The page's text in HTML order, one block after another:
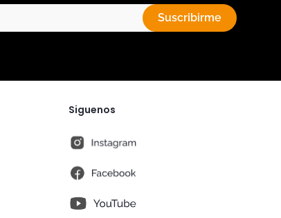
Suscribirme
Siguenos
instagram
fb
You Tube